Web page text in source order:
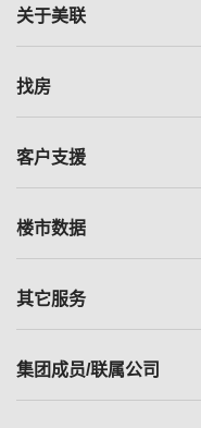
关于美联
美联集团
人才招募
找房
一手新房
减价
美联豪宅
独家楼盘
租房
客户支援
自助放盘
查询热线
按揭计算机
负担能力计算机
楼市数据
指数
历史成交
其它服务
小区专页
集团成员/联属公司